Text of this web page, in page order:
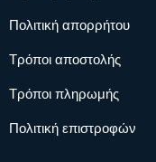
Πολιτική απορρήτου
Τρόποι αποστολής
Τρόποι πληρωμής
Πολιτική επιστροφών